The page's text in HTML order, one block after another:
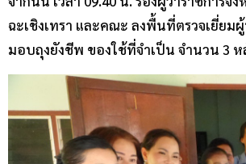
ฉะเชิงเทรา และคณะ ลงพื้นที่ตรวจเยี่ยม
มอบถุงยังชีพ ของใช้ที่จำเป็น จำนวน 3 ห